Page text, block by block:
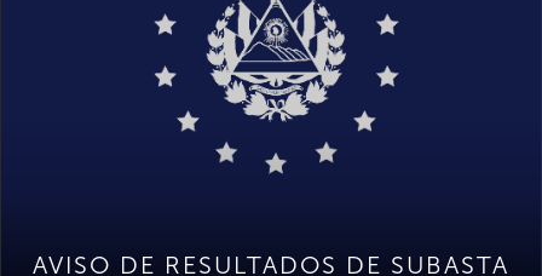
AVISO DE RESULTADOS DE SUBASTA